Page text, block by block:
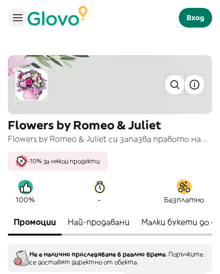
Вход
Flowers by Romeo & Juliet
Flowers by Romeo & Juliet си запазва правото на промени, като може да заменя цветя или елементи, които са извън сезон или наличност, без това да се отрази на крайния вид на продукта.
-10% за някои продукти
100% - Безплатно
Промоции Най-продавани Малки букети до
Не е налично проследяване в реално време. Поръчките
се доставят директно от обекта.